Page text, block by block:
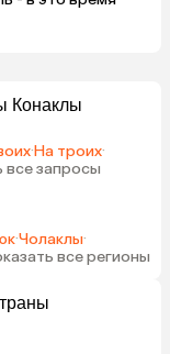
Конаклы
·На троих·
все запросы
·Чолаклы·
все регионы